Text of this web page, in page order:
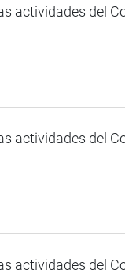
actividades del
actividades del
actividades del